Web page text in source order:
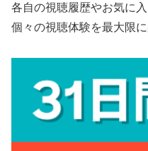
各自の視聴履歴やお気に
個々の視聴体験を最大限